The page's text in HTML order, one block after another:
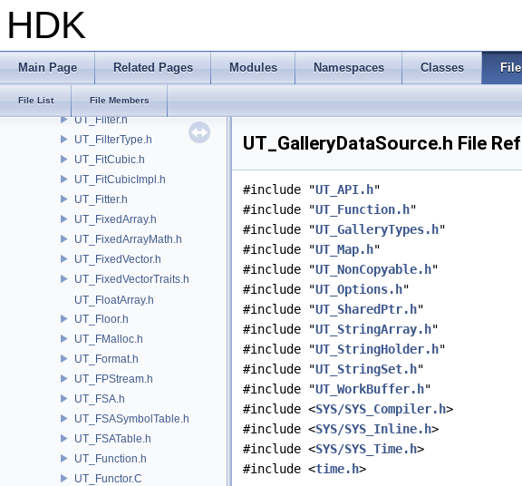
HDK
Main Page Related Pages Modules Namespaces Classes
File List File Members
UT_FileLUT.h
UT_FileMonitor.h
UT_FileUtil.h
UT_Filter.h
UT_FilterType.h
UT_FitCubic.h
UT_FitCubicImpl.h
UT_Fitter.h
UT_FixedArray.h
UT_FixedArrayMath.h
UT_FixedVector.h
UT_FixedVectorTraits.h
UT_FloatArray.h
UT_Floor.h
UT_FMalloc.h
UT_Format.h
UT_FPStream.h
UT_FSA.h
UT_FSASymbolTable.h
UT_FSATable.h
UT_Function.h
UT_Functor.C
UT_GalleryDataSource.h File
#include "UT_API.h"
#include "UT_Function.h"
#include "UT_GalleryTypes.h"
#include "UT_Map.h"
#include "UT_NonCopyable.h"
#include "UT_Options.h"
#include "UT_SharedPtr.h"
#include "UT_StringArray.h"
#include "UT_StringHolder.h"
#include "UT_StringSet.h"
#include "UT_WorkBuffer.h"
#include <SYS/SYS_Compiler.h>
#include <SYS/SYS_Inline.h>
#include <SYS/SYS_Time.h>
#include <time.h>